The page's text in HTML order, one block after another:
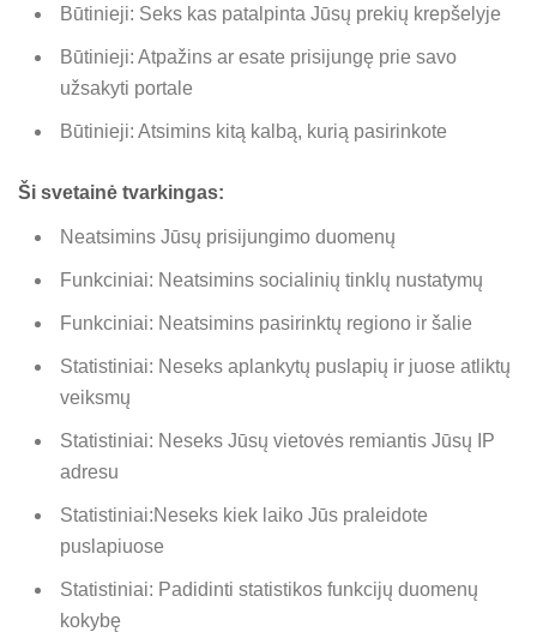
Būtinieji: Seks kas patalpinta Jūsų prekių krepšelyje
Būtinieji: Atpažins ar esate prisijungę prie savo
užsakyti portale
Būtinieji: Atsimins kitą kalbą, kurią pasirinkote
Ši svetainė tvarkingas:
Neatsimins Jūsų prisijungimo duomenų
Funkciniai: Neatsimins socialinių tinklų nustatymų
Funkciniai: Neatsimins pasirinktų regiono ir šalie
Statistiniai: Neseks aplankytų puslapių ir juose atliktų
veiksmų
Statistiniai: Neseks Jūsų vietovės remiantis Jūsų IP
adresu
Statistiniai:Neseks kiek laiko Jūs praleidote
puslapiuose
Statistiniai: Padidinti statistikos funkcijų duomenų
kokybę